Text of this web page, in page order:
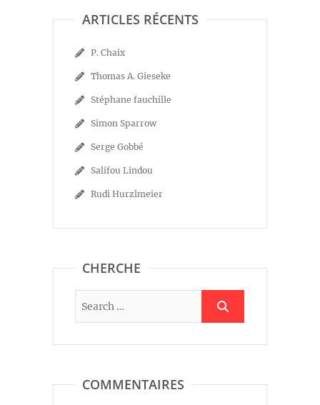
ARTICLES RÉCENTS
P. Chaix
Thomas A. Gieseke
Stéphane fauchille
Simon Sparrow
Serge Gobbé
Salifou Lindou
Rudi Hurzlmeier
CHERCHE
COMMENTAIRES